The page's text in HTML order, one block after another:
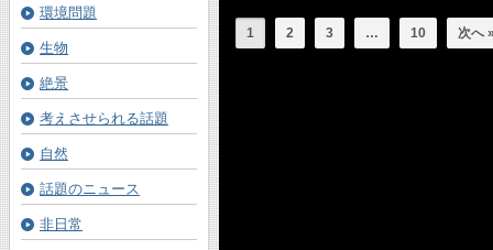
1 2 3 … 10 次へ
環境問題
生物
絶景
考えさせられる話題
自然
話題のニュース
非日常